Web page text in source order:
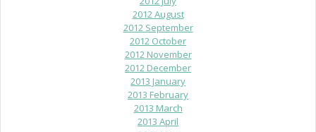
2012 August
2012 September
2012 October
2012 November
2012 December
2013 January
2013 February
2013 March
2013 April